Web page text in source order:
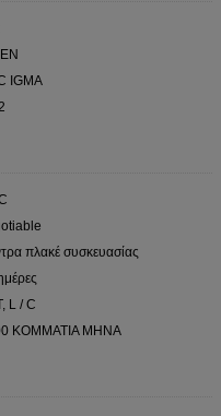
IGMA
πλακέ συσκευασίας
L / C
ΚΟΜΜΑΤΙΑ ΜΗΝΑ